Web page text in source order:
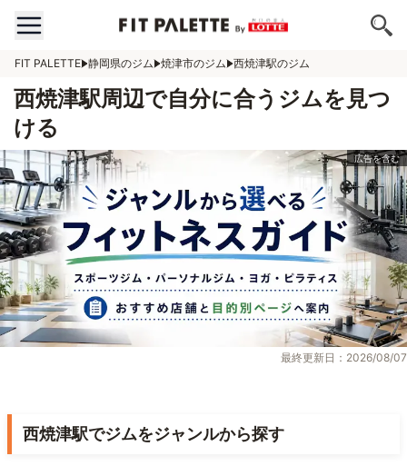
FIT PALETTE 静岡県のジム 焼津市のジム 西焼津駅のジム
西焼津駅周辺で自分に合うジムを見つ
ける
最終更新日：2026/08/07
西焼津駅でジムをジャンルから探す